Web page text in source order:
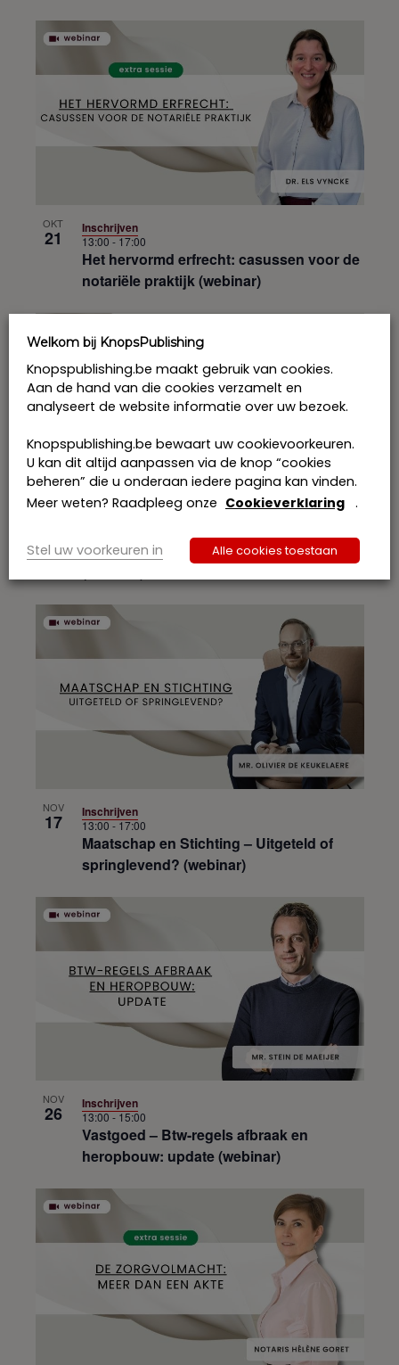
OKT
21
Het hervormd erfrecht: casussen voor de
notariële praktijk (webinar)
13:00-17:00
Inschrijven
De zorgvolmacht: meer dan een akte
NOV
17
Maatschap en Stichting – Uitgeteld of
springlevend? (webinar)
13:00-17:00
Inschrijven
NOV
26
Vastgoed – Btw-regels afbraak en
heropbouw: update (webinar)
13:00-15:00
Inschrijven
Welkom bij KnopsPublishing
Knopspublishing.be maakt gebruik van cookies.
Aan de hand van die cookies verzamelt en
analyseert de website informatie over uw bezoek.
Knopspublishing.be bewaart uw cookievoorkeuren.
U kan dit altijd aanpassen via de knop “cookies
beheren” die u onderaan iedere pagina kan vinden.
Meer weten? Raadpleeg onze Cookieverklaring .
Stel uw voorkeuren in Alle cookies toestaan